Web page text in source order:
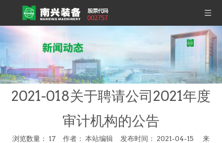
2021-018关于聘请公司2021年度
审计机构的公告
浏览数量： 17 作者： 本站编辑 发布时间： 2021-04-15 来